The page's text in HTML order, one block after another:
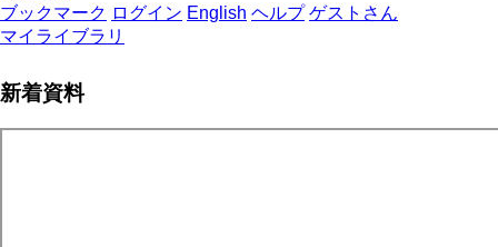
ブックマーク ログイン English ヘルプ ゲストさん
マイライブラリ
新着資料